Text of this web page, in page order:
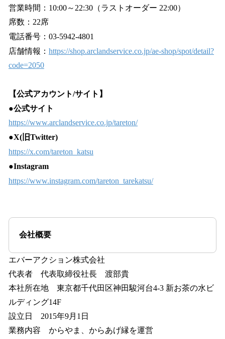
営業時間：10:00～22:30（ラストオーダー 22:00）
席数：22席
電話番号：03-5942-4801
店舗情報： https://shop.arclandservice.co.jp/ae-shop/spot/detail?
code=2050
【公式アカウント/サイト】
●公式サイト
https://www.arclandservice.co.jp/tareton/
●X(旧Twitter)
https://x.com/tareton_katsu
●Instagram
https://www.instagram.com/tareton_tarekatsu/
会社概要
エバーアクション株式会社
代表者 代表取締役社長 渡部貴
本社所在地 東京都千代田区神田駿河台4-3 新お茶の水ビ
ルディング14F
設立日 2015年9月1日
業務内容 からやま、からあげ縁を運営